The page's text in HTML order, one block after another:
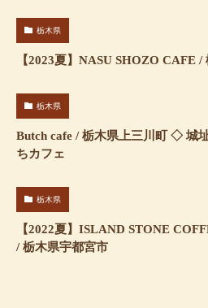
栃木県
【2023夏】NASU SHOZO CAFE /
栃木県
Butch cafe / 栃木県上三川町 ◇ 城
ちカフェ
栃木県
【2022夏】ISLAND STONE
/ 栃木県宇都宮市